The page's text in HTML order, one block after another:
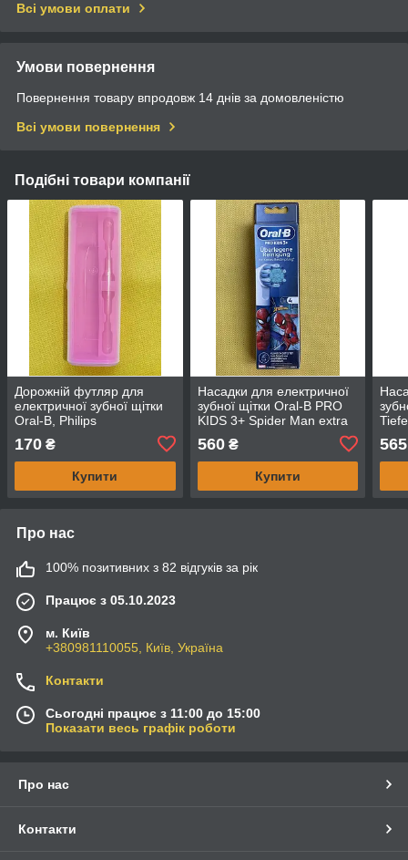
Всі умови оплати
Умови повернення
Повернення товару впродовж 14 днів за домовленістю
Всі умови повернення
Подібні товари компанії
Дорожній футляр для
електричної зубної щітки
Oral-B, Philips
170 ₴
Купити
Насадки для електричної
зубної щітки Oral-B PRO
KIDS 3+ Spider Man extra
560₴
Купити
565
Про нас
100% позитивних з 82 відгуків за рік
Працює з 05.10.2023
м. Київ
+380981110055, Київ, Україна
Контакти
Сьогодні працює з 11:00 до 15:00
Показати весь графік роботи
Про нас
Контакти